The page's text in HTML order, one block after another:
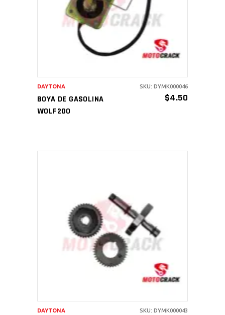
AÑADIR AL CARRITO
BOYA DE GASOLINA
WOLF200
$4.50
DAYTONA SKU: DYMK000046
AÑADIR AL CARRITO
DAYTONA SKU: DYMK000043